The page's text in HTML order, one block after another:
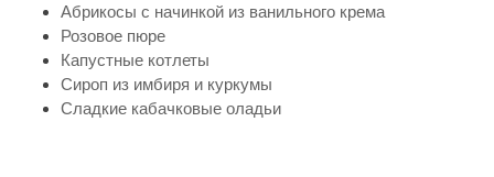
Абрикосы с начинкой из ванильного крема
Розовое пюре
Капустные котлеты
Сироп из имбиря и куркумы
Сладкие кабачковые оладьи